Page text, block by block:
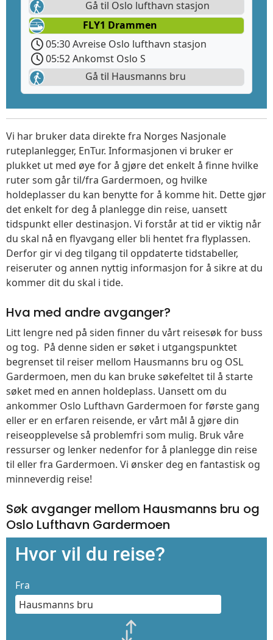
Gå til Oslo lufthavn stasjon
FLY1 Drammen
05:30 Avreise Oslo lufthavn stasjon
05:52 Ankomst Oslo S
Gå til Hausmanns bru
Vi har bruker data direkte fra Norges Nasjonale
ruteplanlegger, EnTur. Informasjonen vi bruker er
plukket ut med øye for å gjøre det enkelt å finne hvilke
ruter som går til/fra Gardermoen, og hvilke
holdeplasser du kan benytte for å komme hit. Dette gjør
det enkelt for deg å planlegge din reise, uansett
tidspunkt eller destinasjon. Vi forstår at tid er viktig når
du skal nå en flyavgang eller bli hentet fra flyplassen.
Derfor gir vi deg tilgang til oppdaterte tidstabeller,
reiseruter og annen nyttig informasjon for å sikre at du
kommer dit du skal i tide.
Hva med andre avganger?
Litt lengre ned på siden finner du vårt reisesøk for buss
og tog. På denne siden er søket i utgangspunktet
begrenset til reiser mellom Hausmanns bru og OSL
Gardermoen, men du kan bruke søkefeltet til å starte
søket med en annen holdeplass. Uansett om du
ankommer Oslo Lufthavn Gardermoen for første gang
eller er en erfaren reisende, er vårt mål å gjøre din
reiseopplevelse så problemfri som mulig. Bruk våre
ressurser og lenker nedenfor for å planlegge din reise
til eller fra Gardermoen. Vi ønsker deg en fantastisk og
minneverdig reise!
Søk avganger mellom Hausmanns bru og
Oslo Lufthavn Gardermoen
Hvor vil du reise?
Fra